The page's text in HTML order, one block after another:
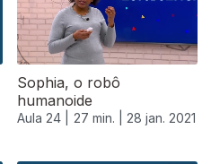
Sophia, o robô
humanoide
Aula 24 | 27 min. | 28 jan. 2021